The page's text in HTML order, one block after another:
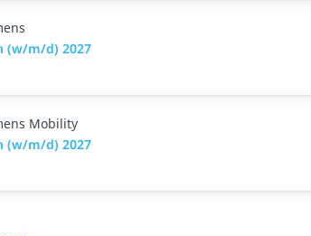
(w/m/d) 2027
Mobility
(w/m/d) 2027